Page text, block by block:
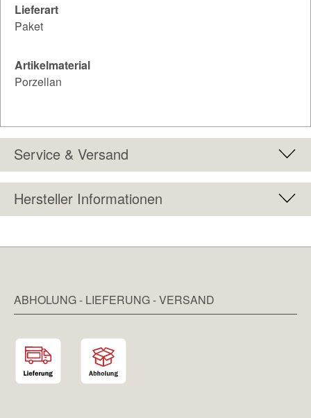
Lieferart
Paket
Artikelmaterial
Porzellan
Service & Versand
Hersteller Informationen
ABHOLUNG - LIEFERUNG - VERSAND